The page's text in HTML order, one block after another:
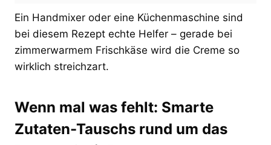
Ein Handmixer oder eine Küchenmaschine sind
bei diesem Rezept echte Helfer – gerade bei
zimmerwarmem Frischkäse wird die Creme so
wirklich streichzart.
Wenn mal was fehlt: Smarte
Zutaten-Tauschs rund um das